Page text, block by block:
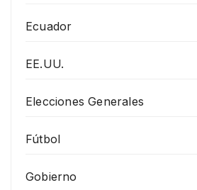
Ecuador
EE.UU.
Elecciones Generales
Fútbol
Gobierno